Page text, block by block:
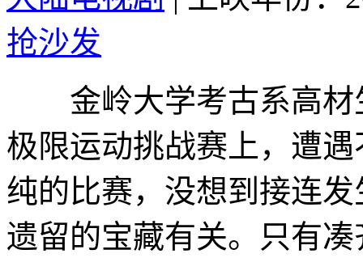
抢沙发
金岭大学考古系高材
极限运动挑战赛上，遭
纯的比赛，没想到接连
遗留的宝藏有关。只有